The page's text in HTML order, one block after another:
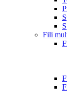
Fili